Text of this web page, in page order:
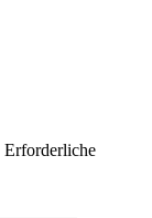
Erforderliche